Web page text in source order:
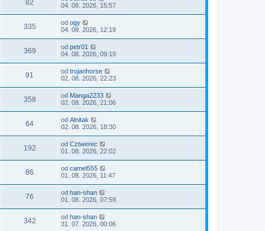
82
04. 08. 2026, 15:57
335 od ogy
04. 08. 2026, 12:19
369 od petr01
04. 08. 2026, 09:19
91 od trojanhorse
02. 08. 2026, 22:23
358 od Manga2233
02. 08. 2026, 21:06
64 od Alnitak
02. 08. 2026, 18:30
192 od Cztwerec
01. 08. 2026, 22:02
86 od camel555
01. 08. 2026, 11:47
76 od han-shan
01. 08. 2026, 07:59
342 od han-shan
31. 07. 2026, 00:06